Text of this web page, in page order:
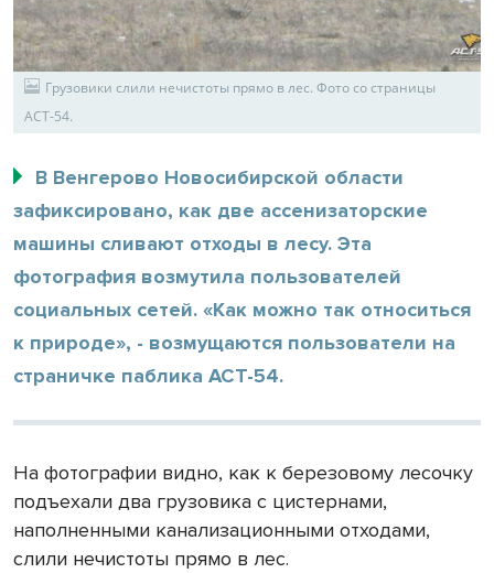
Грузовики слили нечистоты прямо в лес. Фото со страницы
АСТ-54.
В Венгерово Новосибирской области
зафиксировано, как две ассенизаторские
машины сливают отходы в лесу. Эта
фотография возмутила пользователей
социальных сетей. «Как можно так относиться
к природе», - возмущаются пользователи на
страничке паблика АСТ-54.
На фотографии видно, как к березовому лесочку
подъехали два грузовика с цистернами,
наполненными канализационными отходами,
слили нечистоты прямо в лес.